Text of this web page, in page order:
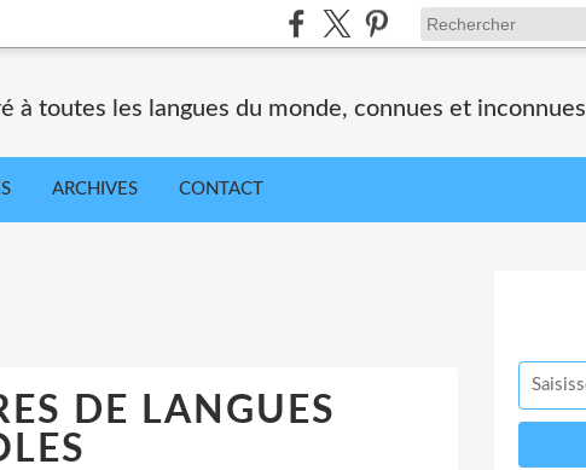
à toutes les langues du monde, connues et inconnues
ARCHIVES CONTACT
DE LANGUES